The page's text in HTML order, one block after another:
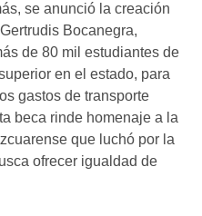
Bocanegra,
de 80 mil estudiantes de
en el estado, para
gastos de transporte
beca rinde homenaje a la
que luchó por la
ofrecer igualdad de